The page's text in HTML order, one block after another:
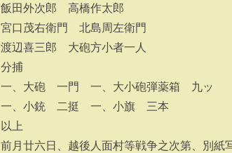
飯田外次郎 高橋作太郎
宮口茂右衛門 北島周左衛門
渡辺喜三郎 大砲方小者一人
分捕
一、大砲 一門 一、大小砲弾薬箱 九ッ
一、小銃 二挺 一、小旗 三本
以上
前月廿六日、越後人面村等戦争之次第、別紙